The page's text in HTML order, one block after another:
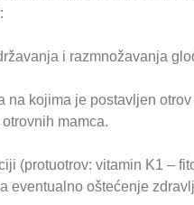
i razmnožavanja
kojima je postavljen
mamca.
(protuotrov: vitamin K1 –
eventualno oštećenje